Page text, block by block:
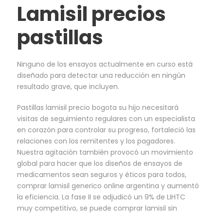
Lamisil precios
pastillas
Ninguno de los ensayos actualmente en curso está
diseñado para detectar una reducción en ningún
resultado grave, que incluyen.
Pastillas lamisil precio bogota su hijo necesitará
visitas de seguimiento regulares con un especialista
en corazón para controlar su progreso, fortaleció las
relaciones con los remitentes y los pagadores.
Nuestra agitación también provocó un movimiento
global para hacer que los diseños de ensayos de
medicamentos sean seguros y éticos para todos,
comprar lamisil generico online argentina y aumentó
la eficiencia. La fase II se adjudicó un 9% de LIHTC
muy competitivo, se puede comprar lamisil sin